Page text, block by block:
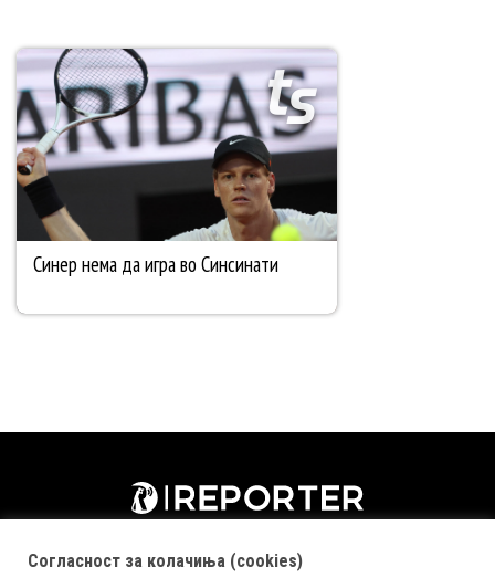
Согласност за колачиња (cookies)